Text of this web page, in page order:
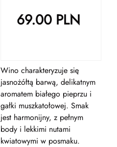
69.00PLN
Wino charakteryzuje się
jasnożółtą barwą, delikatnym
aromatem białego pieprzu i
gałki muszkatołowej. Smak
jest harmonijny, z pełnym
body i lekkimi nutami
kwiatowymi w posmaku.